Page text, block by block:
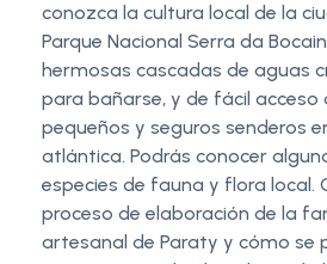
conozca la cultura local de la
Parque Nacional Serra da
hermosas cascadas de aguas
para bañarse, y de fácil acceso
pequeños y seguros senderos
atlántica. Podrás conocer
especies de fauna y flora local.
proceso de elaboración de la
artesanal de Paraty y cómo se